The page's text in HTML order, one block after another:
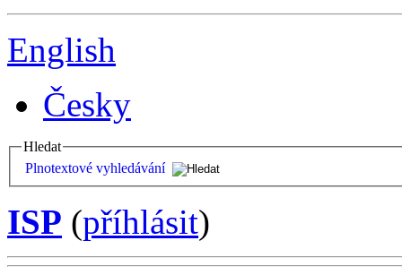
English
Česky
Hledat
Plnotextové vyhledávání
ISP (příhlásit)